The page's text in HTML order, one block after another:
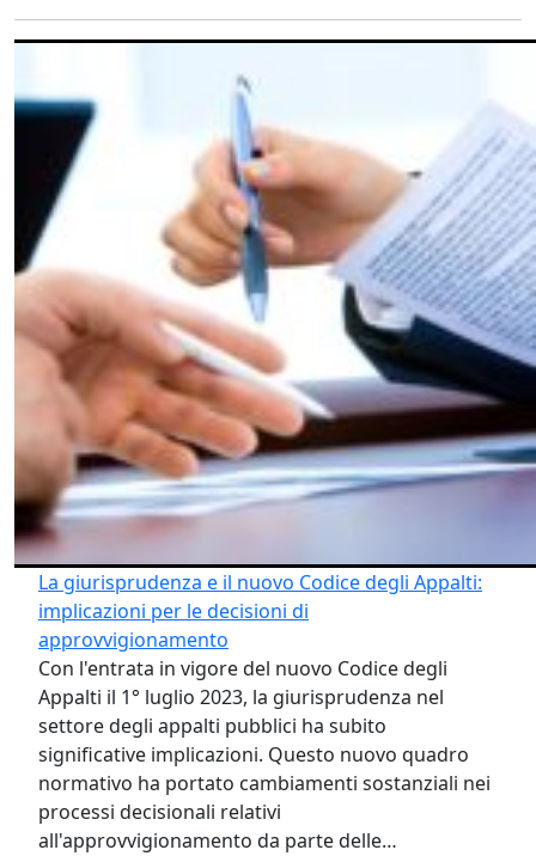
La giurisprudenza e il nuovo Codice degli Appalti:
implicazioni per le decisioni di
approvvigionamento
Con l'entrata in vigore del nuovo Codice degli
Appalti il 1° luglio 2023, la giurisprudenza nel
settore degli appalti pubblici ha subito
significative implicazioni. Questo nuovo quadro
normativo ha portato cambiamenti sostanziali nei
processi decisionali relativi
all'approvvigionamento da parte delle…